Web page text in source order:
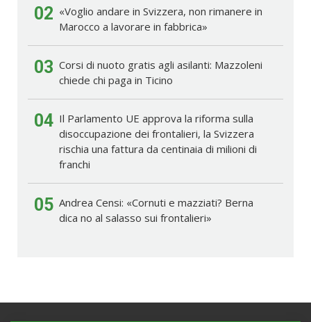
02 «Voglio andare in Svizzera, non rimanere in
Marocco a lavorare in fabbrica»
03 Corsi di nuoto gratis agli asilanti: Mazzoleni
chiede chi paga in Ticino
04 Il Parlamento UE approva la riforma sulla
disoccupazione dei frontalieri, la Svizzera
rischia una fattura da centinaia di milioni di
franchi
05 Andrea Censi: «Cornuti e mazziati? Berna
dica no al salasso sui frontalieri»